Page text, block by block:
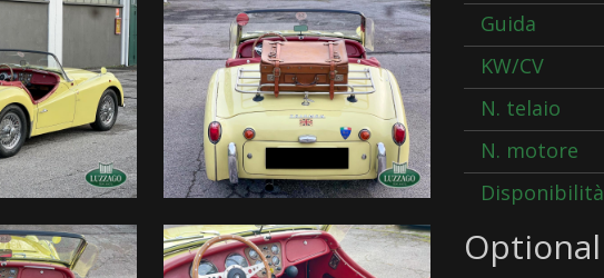
Guida
KW/CV
N. telaio
N. motore
Disponibilità
Optional